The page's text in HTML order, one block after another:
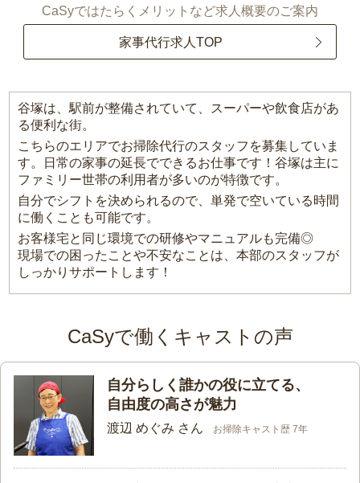
CaSyではたらくメリットなど求人概要のご案内
家事代行求人TOP
谷塚は、駅前が整備されていて、スーパーや飲食店があ
る便利な街。
こちらのエリアでお掃除代行のスタッフを募集していま
す。日常の家事の延長でできるお仕事です！谷塚は主に
ファミリー世帯の利用者が多いのが特徴です。
自分でシフトを決められるので、単発で空いている時間
に働くことも可能です。
お客様宅と同じ環境での研修やマニュアルも完備◎
現場での困ったことや不安なことは、本部のスタッフが
しっかりサポートします！
CaSyで働くキャストの声
自分らしく誰かの役に立てる、
自由度の高さが魅力
渡辺 めぐみ さん お掃除キャスト歴 7年